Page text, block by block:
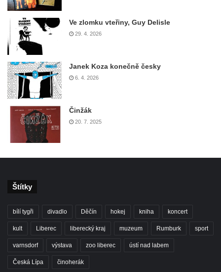
Ve zlomku vteřiny, Guy Delisle
29. 4. 2026
Janek Koza konečně česky
6. 4. 2026
Činžák
20. 7. 2025
Štítky
bílí tygři divadlo Děčín hokej kniha koncert
kult Liberec liberecký kraj muzeum Rumburk sport
varnsdorf výstava zoo liberec ústí nad labem
Česká Lípa činoherák